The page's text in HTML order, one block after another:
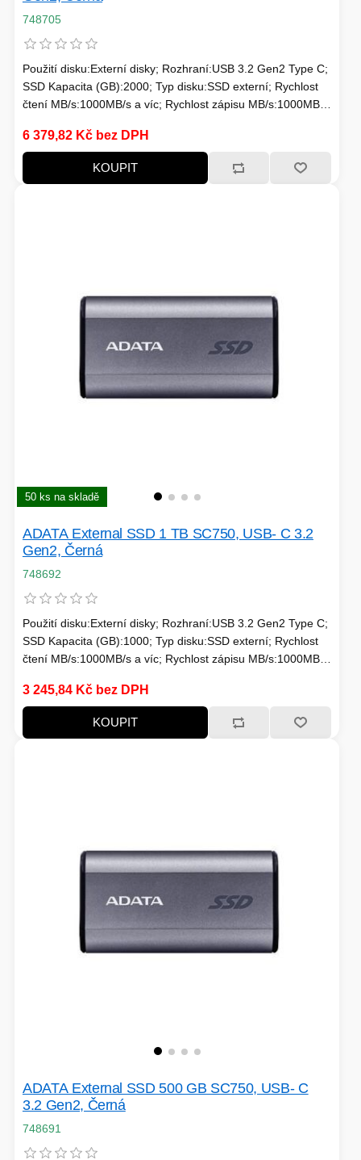
748705
Použití disku:Externí disky; Rozhraní:USB 3.2 Gen2 Type C;
SSD Kapacita (GB):2000; Typ disku:SSD externí; Rychlost
čtení MB/s:1000MB/s a víc; Rychlost zápisu MB/s:1000MB/s
6 379,82 Kč bez DPH
KOUPIT
50 ks na skladě
ADATA External SSD 1 TB SC750, USB- C 3.2
Gen2, Černá
748692
Použití disku:Externí disky; Rozhraní:USB 3.2 Gen2 Type C;
SSD Kapacita (GB):1000; Typ disku:SSD externí; Rychlost
čtení MB/s:1000MB/s a víc; Rychlost zápisu MB/s:1000MB/s
3 245,84 Kč bez DPH
KOUPIT
ADATA External SSD 500 GB SC750, USB- C
3.2 Gen2, Černá
748691